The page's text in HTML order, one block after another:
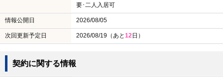
要･二人入居可
情報公開日 2026/08/05
次回更新予定日 2026/08/19（あと12日）
契約に関する情報